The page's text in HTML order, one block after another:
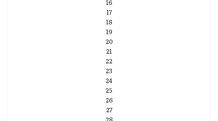
16
17
18
19
20
21
22
23
24
25
26
27